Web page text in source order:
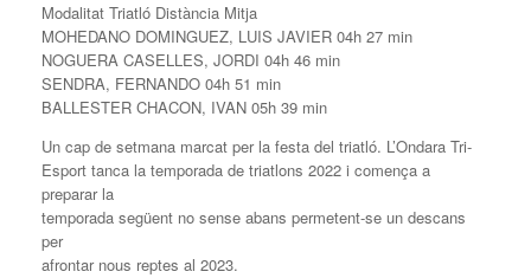
Modalitat Triatló Distància Mitja
MOHEDANO DOMINGUEZ, LUIS JAVIER 04h 27 min
NOGUERA CASELLES, JORDI 04h 46 min
SENDRA, FERNANDO 04h 51 min
BALLESTER CHACON, IVAN 05h 39 min
Un cap de setmana marcat per la festa del triatló. L’Ondara Tri-
Esport tanca la temporada de triatlons 2022 i comença a
preparar la
temporada següent no sense abans permetent-se un descans
per
afrontar nous reptes al 2023.